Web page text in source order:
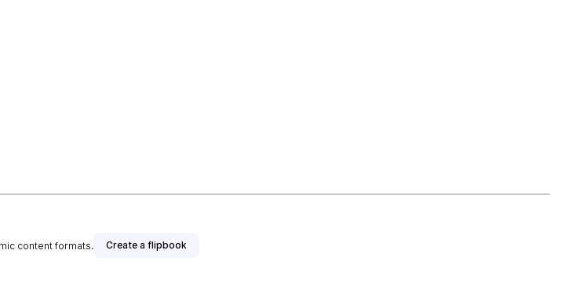
content formats. Create a flipbook